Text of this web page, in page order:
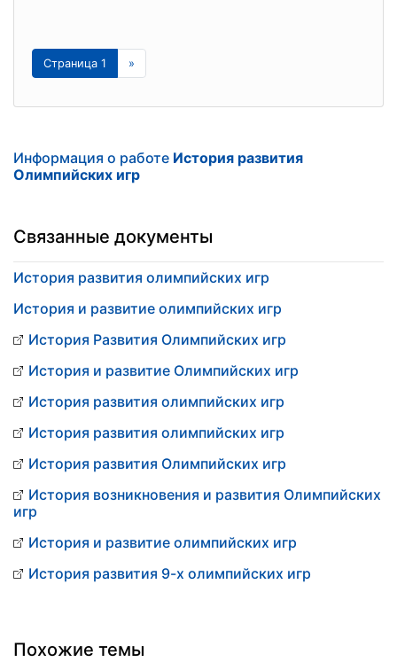
Страница 1 »
Информация о работе История развития
Олимпийских игр
Связанные документы
История развития олимпийских игр
История и развитие олимпийских игр
История Развития Олимпийских игр
История и развитие Олимпийских игр
История развития олимпийских игр
История развития олимпийских игр
История развития Олимпийских игр
История возникновения и развития Олимпийских
игр
История и развитие олимпийских игр
История развития 9-х олимпийских игр
Похожие темы